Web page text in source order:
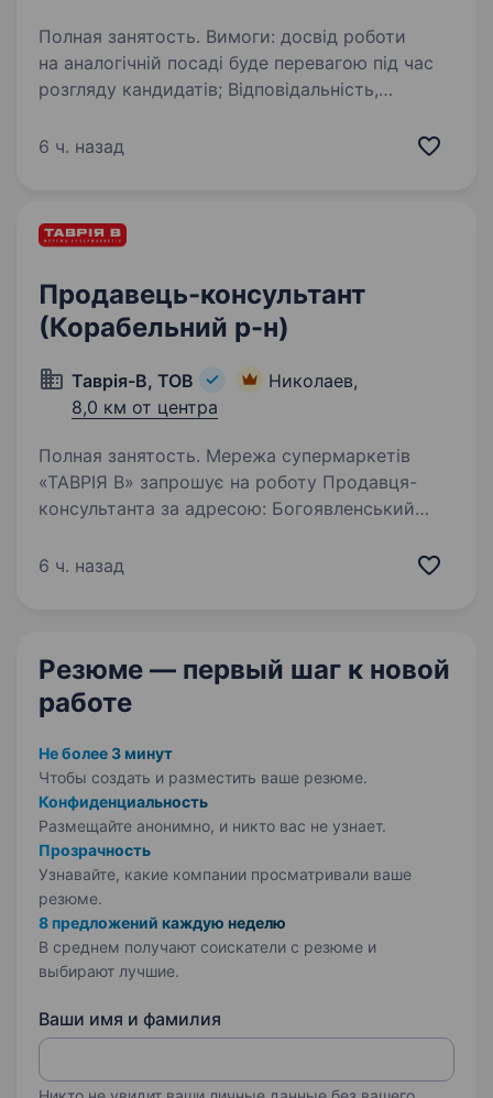
Полная занятость. Вимоги: досвід роботи
на аналогічній посаді буде перевагою під час
розгляду кандидатів; Відповідальність,
працювати на ПК; відсутність шкідливих
6 ч. назад
Продавець-консультант
(Корабельний р-н)
Таврія-В, ТОВ
Николаев,
8,0 км от центра
Полная занятость. Мережа супермаркетів
«ТАВРІЯ В» запрошує на роботу Продавця-
консультанта за адресою: Богоявленський
команда людей і постійно зростаюча кількість
6 ч. назад
Резюме — первый шаг к новой
работе
Не более 3 минут
Чтобы создать и разместить ваше резюме.
Конфиденциальность
Размещайте анонимно, и никто вас не узнает.
Прозрачность
Узнавайте, какие компании просматривали ваше
резюме.
8 предложений каждую неделю
В среднем получают соискатели с резюме и
выбирают лучшие.
Ваши имя и фамилия